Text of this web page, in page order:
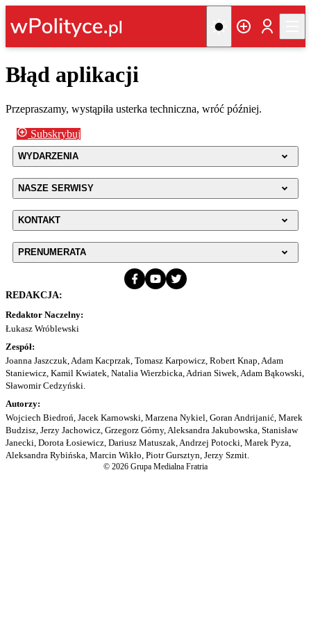
Błąd aplikacji
Przepraszamy, wystąpiła usterka techniczna, wróć później.
Subskrybuj
WYDARZENIA
NASZE SERWISY
KONTAKT
PRENUMERATA
REDAKCJA:
Redaktor Naczelny:
Łukasz Wróblewski
Zespół:
Joanna Jaszczuk, Adam Kacprzak, Tomasz Karpowicz, Robert Knap, Adam
Staniewicz, Kamil Kwiatek, Natalia Wierzbicka, Adrian Siwek, Adam Bąkowski,
Sławomir Cedzyński.
Autorzy:
Wojciech Biedroń, Jacek Karnowski, Marzena Nykiel, Goran Andrijanić, Marek
Budzisz, Jerzy Jachowicz, Grzegorz Górny, Aleksandra Jakubowska, Stanisław
Janecki, Dorota Łosiewicz, Dariusz Matuszak, Andrzej Potocki, Marek Pyza,
Aleksandra Rybińska, Marcin Wikło, Piotr Gursztyn, Jerzy Szmit.
© 2026 Grupa Medialna Fratria